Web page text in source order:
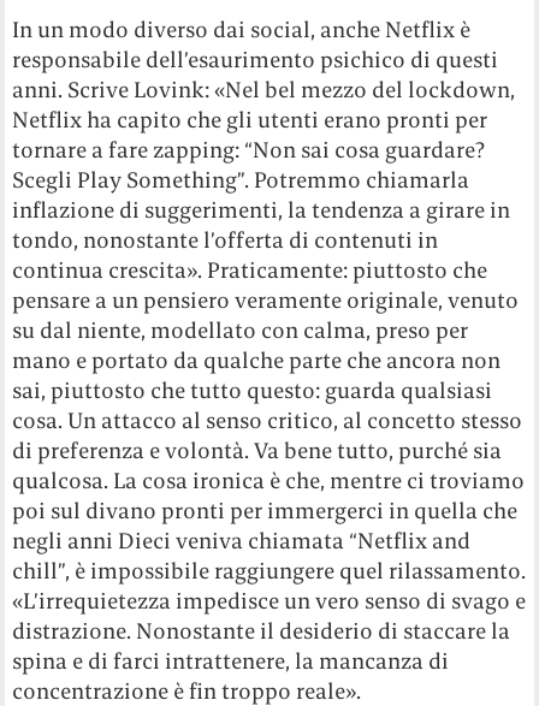
In un modo diverso dai social, anche Netflix è
responsabile dell’esaurimento psichico di questi
anni. Scrive Lovink: «Nel bel mezzo del lockdown,
Netflix ha capito che gli utenti erano pronti per
tornare a fare zapping: “Non sai cosa guardare?
Scegli Play Something”. Potremmo chiamarla
inflazione di suggerimenti, la tendenza a girare in
tondo, nonostante l’offerta di contenuti in
continua crescita». Praticamente: piuttosto che
pensare a un pensiero veramente originale, venuto
su dal niente, modellato con calma, preso per
mano e portato da qualche parte che ancora non
sai, piuttosto che tutto questo: guarda qualsiasi
cosa. Un attacco al senso critico, al concetto stesso
di preferenza e volontà. Va bene tutto, purché sia
qualcosa. La cosa ironica è che, mentre ci troviamo
poi sul divano pronti per immergerci in quella che
negli anni Dieci veniva chiamata “Netflix and
chill”, è impossibile raggiungere quel rilassamento.
«L’irrequietezza impedisce un vero senso di svago e
distrazione. Nonostante il desiderio di staccare la
spina e di farci intrattenere, la mancanza di
concentrazione è fin troppo reale».